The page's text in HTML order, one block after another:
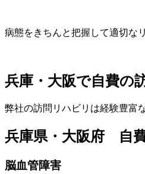
病態をきちんと把握して適切な
兵庫・大阪で自費の
弊社の訪問リハビリは経験豊富
兵庫県・大阪府 自
脳血管障害